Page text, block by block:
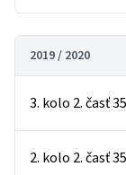
2019 / 2020
3. kolo 2. časť
2. kolo 2. časť